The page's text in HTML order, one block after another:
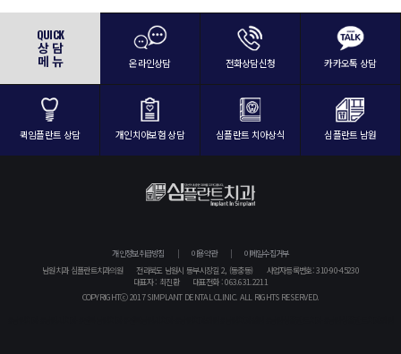
QUICK
상 담
메 뉴 온라인상담 전화상담신청 카카오톡 상담
퀵임플란트 상담 개인치아보험 상담 심플란트 치아상식 심플란트 남원
개인정보취급방침 이용약관
이메일수집거부
남원치과 심플란트치과의원
전라북도 남원시 동부시장길 2, (동충동)
사업자등록번호: 310-90-45230
대표자 : 최진환
대표전화 : 063.631.2211
COPYRIGHTⓒ 2017 SIMPLANT DENTAL CLINIC. ALL RIGHTS RESERVED.